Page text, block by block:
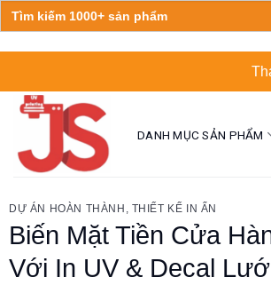
Search
for:
to
content
DANH MỤC SẢN PHẨM
DỰ ÁN HOÀN THÀNH , THIẾT KẾ IN ẤN
Biến Mặt Tiền Cửa
Với In UV & Decal